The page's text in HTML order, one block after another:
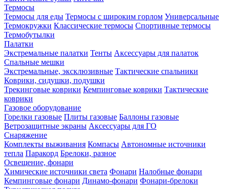
Термосы
Термосы для еды Термосы с широким горлом Универсальные
Термокружки Классические термосы Спортивные термосы
Термобутылки
Палатки
Экстремальные палатки Тенты Аксессуары для палаток
Спальные мешки
Экстремальные, эксклюзивные Тактические спальники
Коврики, сидушки, подушки
Трекинговые коврики Кемпинговые коврики Тактические
коврики
Газовое оборудование
Горелки газовые Плиты газовые Баллоны газовые
Ветрозащитные экраны Аксессуары для ГО
Снаряжение
Комплекты выживания Компасы Автономные источники
тепла Паракорд Брелоки, разное
Освещение, фонари
Химические источники света Фонари Налобные фонари
Кемпинговые фонари Динамо-фонари Фонари-брелоки